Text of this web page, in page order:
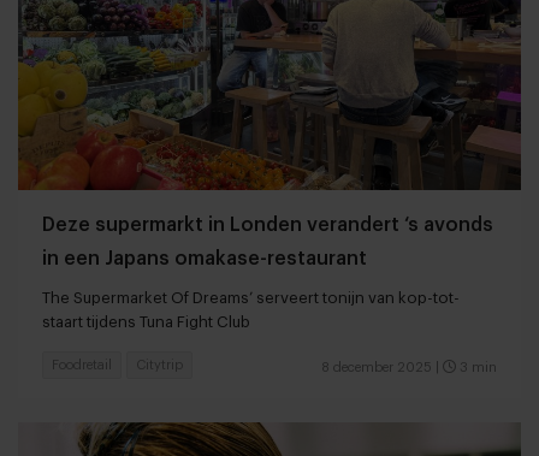
Deze supermarkt in Londen verandert ‘s avonds
in een Japans omakase-restaurant
The Supermarket Of Dreams’ serveert tonijn van kop-tot-
staart tijdens Tuna Fight Club
8 december 2025 3 min
Foodretail Citytrip